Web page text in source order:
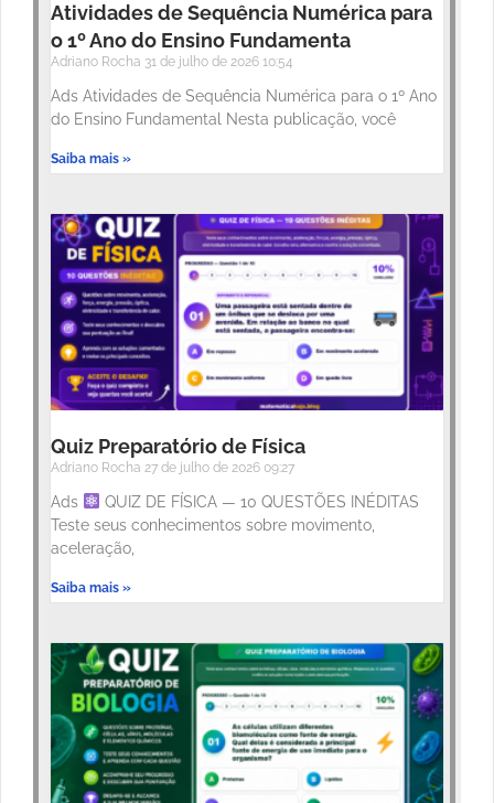
Atividades de Sequência Numérica para
o 1º Ano do Ensino Fundamenta
Adriano Rocha 31 de julho de 2026 10:54
Ads Atividades de Sequência Numérica para o 1º Ano
do Ensino Fundamental Nesta publicação, você
Saiba mais »
Quiz Preparatório de Física
Adriano Rocha 27 de julho de 2026 09:27
Ads
QUIZ DE FÍSICA — 10 QUESTÕES INÉDITAS
Teste seus conhecimentos sobre movimento,
aceleração,
Saiba mais »